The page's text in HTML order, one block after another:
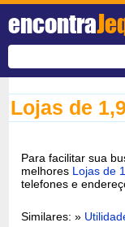
encontra
Lojas de
Para facilitar sua
melhores Lojas de
telefones e
Similares: »